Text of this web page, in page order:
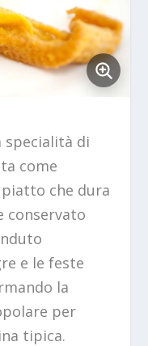
specialità di
come
piatto che dura
conservato
e le feste
la
per
tipica.